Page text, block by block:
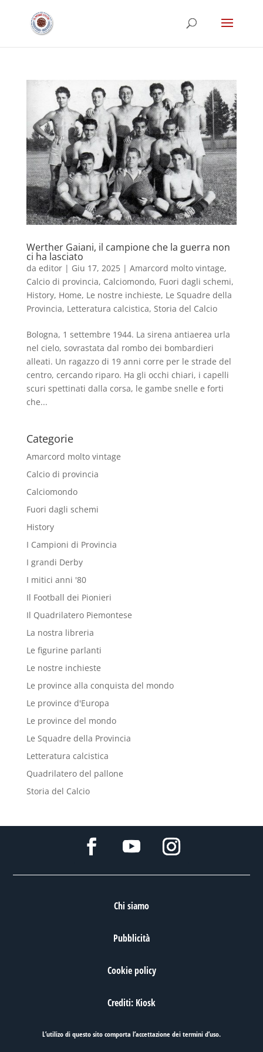
Werther Gaiani, il campione che la guerra non
ci ha lasciato
da editor| Giu 17, 2025| Amarcord molto vintage,
Calcio di provincia, Calciomondo, Fuori dagli schemi,
History, Home, Le nostre inchieste, Le Squadre della
Provincia, Letteratura calcistica, Storia del Calcio
Bologna, 1 settembre 1944. La sirena antiaerea urla
nel cielo, sovrastata dal rombo dei bombardieri
alleati. Un ragazzo di 19 anni corre per le strade del
centro, cercando riparo. Ha gli occhi chiari, i capelli
scuri spettinati dalla corsa, le gambe snelle e forti
che...
Categorie
Amarcord molto vintage
Calcio di provincia
Calciomondo
Fuori dagli schemi
History
I Campioni di Provincia
I grandi Derby
I mitici anni '80
Il Football dei Pionieri
Il Quadrilatero Piemontese
La nostra libreria
Le figurine parlanti
Le nostre inchieste
Le province alla conquista del mondo
Le province d'Europa
Le province del mondo
Le Squadre della Provincia
Letteratura calcistica
Quadrilatero del pallone
Storia del Calcio
Chi siamo
Pubblicità
Cookie policy
Crediti: Kiosk
L’utilizo di questo sito comporta l’accettazione deitermini d’uso.